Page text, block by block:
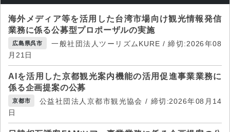
海外メディア等を活用した台湾市場向け観光情報発信
業務に係る公募型プロポーザルの実施
広島県呉市
一般社団法人ツーリズムKURE / 締切:2026年08
月21日
AIを活用した京都観光案内機能の活用促進事業業務に
係る企画提案の公募
京都市
公益社団法人京都市観光協会 / 締切:2026年08月14
日